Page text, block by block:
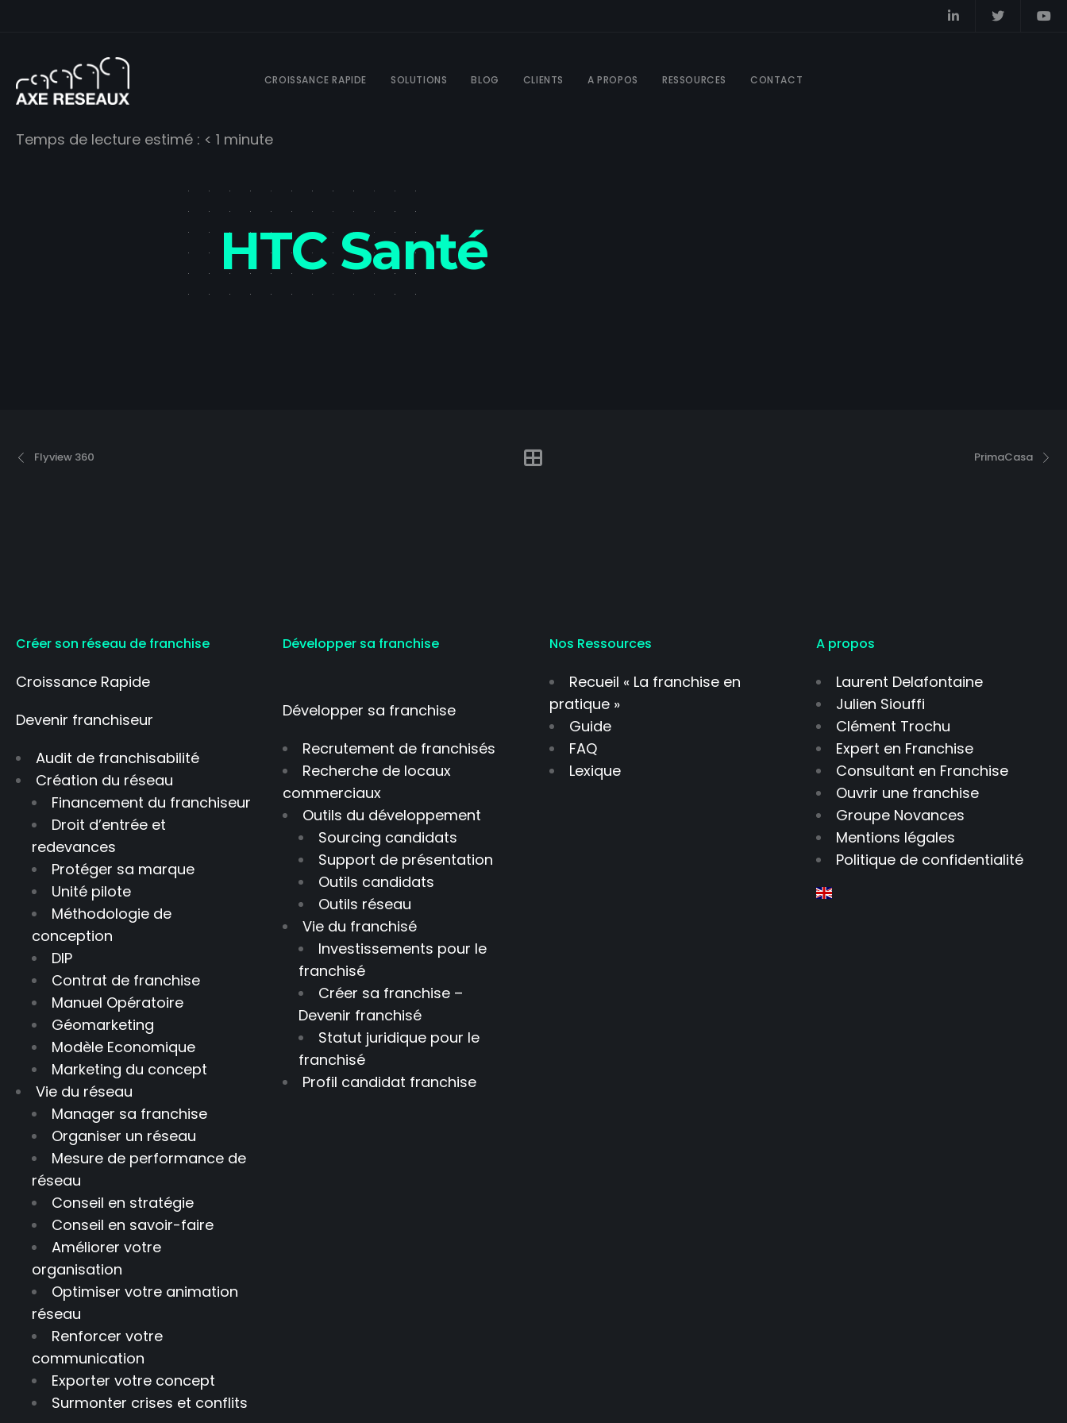
CROISSANCE RAPIDE SOLUTIONS BLOG CLIENTS A PROPOS RESSOURCES CONTACT
Temps de lecture estimé : < 1 minute
HTC Santé
Flyview 360 PrimaCasa
Créer son réseau de franchise
Croissance Rapide
Devenir franchiseur
Audit de franchisabilité
Création du réseau
Financement du franchiseur
Droit d’entrée et
redevances
Protéger sa marque
Unité pilote
Méthodologie de
conception
DIP
Contrat de franchise
Manuel Opératoire
Géomarketing
Modèle Economique
Marketing du concept
Vie du réseau
Manager sa franchise
Organiser un réseau
Mesure de performance de
réseau
Conseil en stratégie
Conseil en savoir-faire
Améliorer votre
organisation
Optimiser votre animation
réseau
Renforcer votre
communication
Exporter votre concept
Surmonter crises et conflits
Développer sa franchise
Développer sa franchise
Recrutement de franchisés
Recherche de locaux
commerciaux
Outils du développement
Sourcing candidats
Support de présentation
Outils candidats
Outils réseau
Vie du franchisé
Investissements pour le
franchisé
Créer sa franchise –
Devenir franchisé
Statut juridique pour le
franchisé
Profil candidat franchise
Nos Ressources
Recueil « La franchise en
pratique »
Guide
FAQ
Lexique
A propos
Laurent Delafontaine
Julien Siouffi
Clément Trochu
Expert en Franchise
Consultant en Franchise
Ouvrir une franchise
Groupe Novances
Mentions légales
Politique de confidentialité